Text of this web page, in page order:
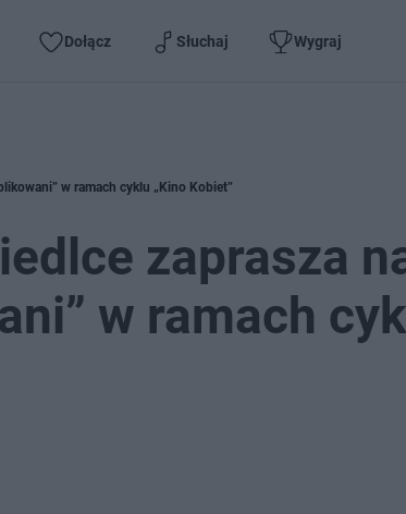
Dołącz Słuchaj Wygraj
w ramach cyklu „Kino Kobiet”
zaprasza
w ramach